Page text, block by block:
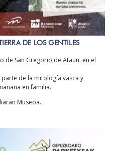
DE LOS GENTILES
de San Gregorio,de Ataun, en el
de la mitología vasca y
en familia.
Museoa.